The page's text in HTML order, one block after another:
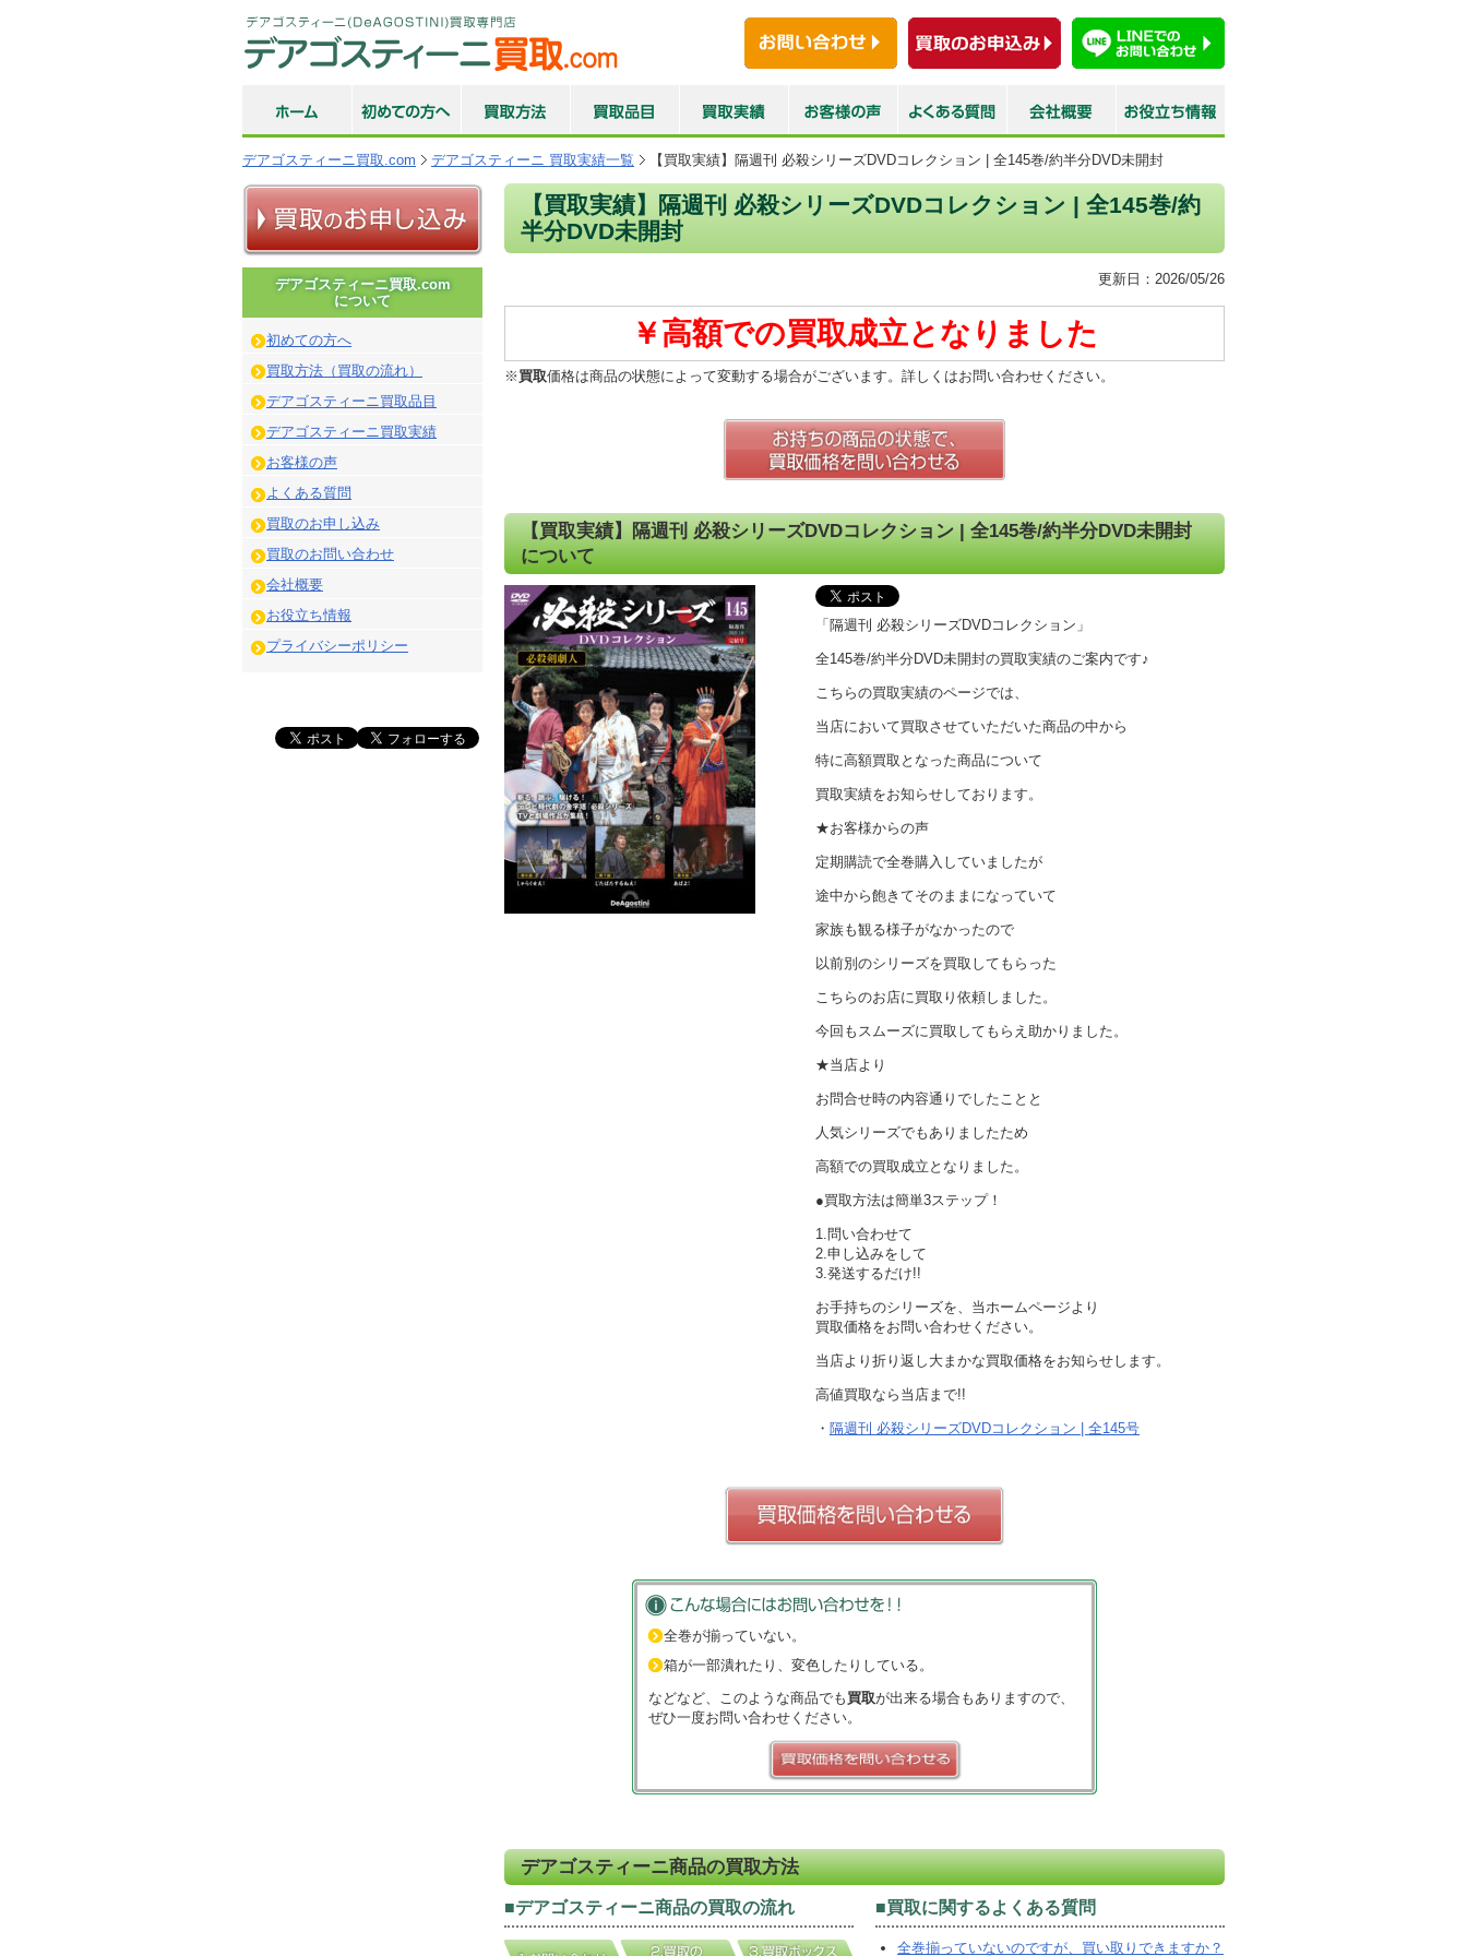
デアゴスティーニ買取.com デアゴスティーニ 買取実績一覧 【買取実績】隔週刊 必殺シリーズDVDコレクション | 全145巻/約半分DVD未開封
【買取実績】隔週刊 必殺シリーズDVDコレクション | 全145巻/約
半分DVD未開封
更新日：2026/05/26
￥高額での買取成立となりました
※ 買取価格は商品の状態によって変動する場合がございます。詳しくはお問い合わせください。
【買取実績】隔週刊 必殺シリーズDVDコレクション | 全145巻/約半分DVD未開封
について
「隔週刊 必殺シリーズDVDコレクション」
全145巻/約半分DVD未開封の買取実績のご案内です♪
こちらの買取実績のページでは、
当店において買取させていただいた商品の中から
特に高額買取となった商品について
買取実績をお知らせしております。
★お客様からの声
定期購読で全巻購入していましたが
途中から飽きてそのままになっていて
家族も観る様子がなかったので
以前別のシリーズを買取してもらった
こちらのお店に買取り依頼しました。
今回もスムーズに買取してもらえ助かりました。
★当店より
お問合せ時の内容通りでしたことと
人気シリーズでもありましたため
高額での買取成立となりました。
●買取方法は簡単3ステップ！
1.問い合わせて
2.申し込みをして
3.発送するだけ!!
お手持ちのシリーズを、当ホームページより
買取価格をお問い合わせください。
当店より折り返し大まかな買取価格をお知らせします。
高値買取なら当店まで!!
・ 隔週刊 必殺シリーズDVDコレクション | 全145号
全巻が揃っていない。
箱が一部潰れたり、変色したりしている。
などなど、このような商品でも 買取が出来る場合もありますので、
ぜひ一度お問い合わせください。
デアゴスティーニ商品の買取方法
■デアゴスティーニ商品の買取の流れ ■買取に関するよくある質問
全巻揃っていないのですが、買い取りできますか？
デアゴスティーニ買取.com
について
初めての方へ
買取方法（買取の流れ）
デアゴスティーニ買取品目
デアゴスティーニ買取実績
お客様の声
よくある質問
買取のお申し込み
買取のお問い合わせ
会社概要
お役立ち情報
プライバシーポリシー